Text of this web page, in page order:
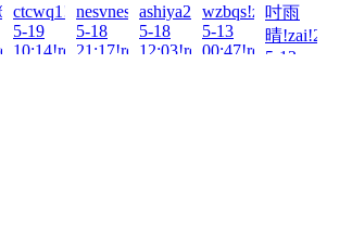
ctcwq1!zai!2026-
5-19
10:14!read!
nesvnesv!zai!2026-
5-18
21:17!read!
ashiya2018!zai!2026-
5-18
12:03!read!
wzbqs!zai!2026-
5-13
00:47!read!
吋雨
晴!zai!2026-
5-12